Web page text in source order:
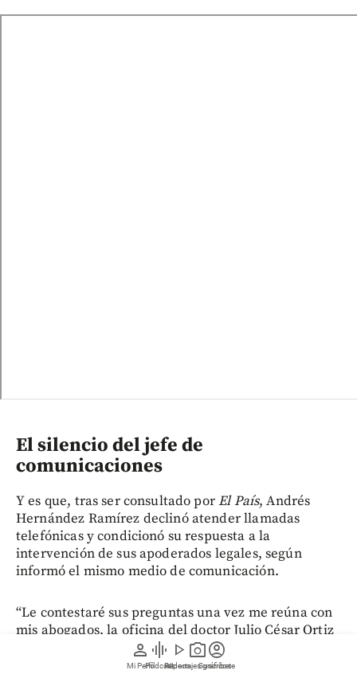
person
Mi Perfil
graphic_eq
Pódcast
play_arrow
Videos
photo_camera
Reportajes gráficos
account_circle
Suscríbete
El silencio del jefe de
comunicaciones
Y es que, tras ser consultado porEl País, Andrés
Hernández Ramírez declinó atender llamadas
telefónicas y condicionó su respuesta a la
intervención de sus apoderados legales, según
informó el mismo medio de comunicación.
“Le contestaré sus preguntas una vez me reúna con
mis abogados, la oficina del doctor Julio César Ortiz
Gutiérrez, quien es mi vocero. Por el momento, por
este chat que me contactó y al que me contactan sus